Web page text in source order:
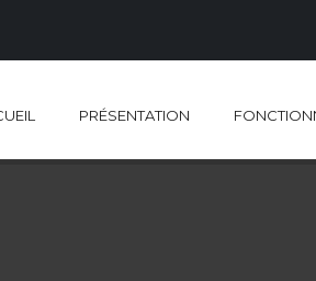
PRÉSENTATION